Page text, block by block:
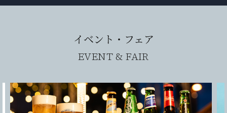
イベント・フェア
EVENT & FAIR